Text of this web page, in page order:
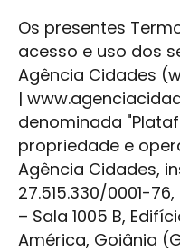
Os presentes
acesso e uso dos
Agência Cidades
|
denominada
propriedade e
Agência Cidades,
27.515.330/0001-
– Sala 1005 B,
América, Goiânia